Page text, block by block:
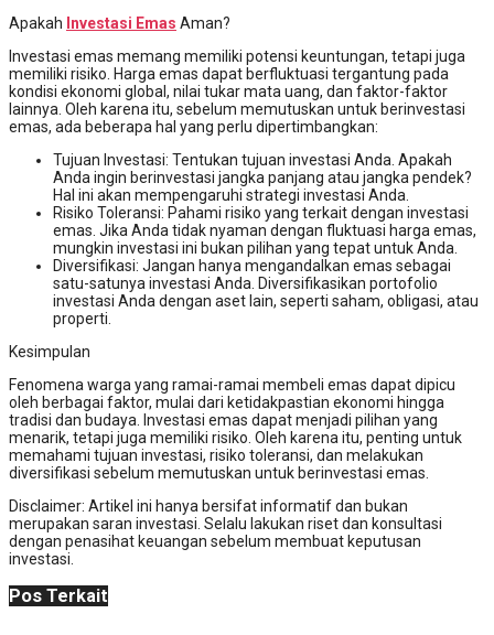
Apakah Investasi Emas Aman?
Investasi emas memang memiliki potensi keuntungan, tetapi juga
memiliki risiko. Harga emas dapat berfluktuasi tergantung pada
kondisi ekonomi global, nilai tukar mata uang, dan faktor-faktor
lainnya. Oleh karena itu, sebelum memutuskan untuk berinvestasi
emas, ada beberapa hal yang perlu dipertimbangkan:
Tujuan Investasi: Tentukan tujuan investasi Anda. Apakah
Anda ingin berinvestasi jangka panjang atau jangka pendek?
Hal ini akan mempengaruhi strategi investasi Anda.
Risiko Toleransi: Pahami risiko yang terkait dengan investasi
emas. Jika Anda tidak nyaman dengan fluktuasi harga emas,
mungkin investasi ini bukan pilihan yang tepat untuk Anda.
Diversifikasi: Jangan hanya mengandalkan emas sebagai
satu-satunya investasi Anda. Diversifikasikan portofolio
investasi Anda dengan aset lain, seperti saham, obligasi, atau
properti.
Kesimpulan
Fenomena warga yang ramai-ramai membeli emas dapat dipicu
oleh berbagai faktor, mulai dari ketidakpastian ekonomi hingga
tradisi dan budaya. Investasi emas dapat menjadi pilihan yang
menarik, tetapi juga memiliki risiko. Oleh karena itu, penting untuk
memahami tujuan investasi, risiko toleransi, dan melakukan
diversifikasi sebelum memutuskan untuk berinvestasi emas.
Disclaimer: Artikel ini hanya bersifat informatif dan bukan
merupakan saran investasi. Selalu lakukan riset dan konsultasi
dengan penasihat keuangan sebelum membuat keputusan
investasi.
Pos Terkait